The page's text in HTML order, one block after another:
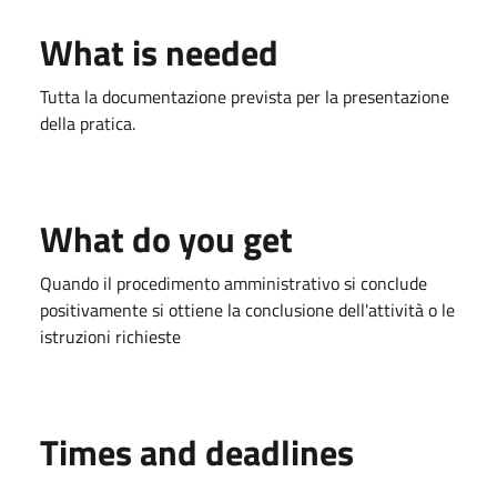
What is needed
Tutta la documentazione prevista per la presentazione
della pratica.
What do you get
Quando il procedimento amministrativo si conclude
positivamente si ottiene la conclusione dell'attività o le
istruzioni richieste
Times and deadlines